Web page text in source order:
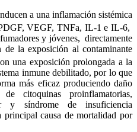
a una inflamación sistémica
VEGF, TNFa, IL-1 e IL-6,
y jóvenes, directamente
de la exposición al contaminante
una exposición prolongada a la
inmune debilitado, por lo que
más eficaz produciendo daño
citoquinas proinflamatorias,
y síndrome de insuficiencia
principal causa de mortalidad por